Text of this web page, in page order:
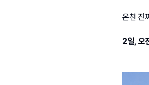
온천 진
2일, 오